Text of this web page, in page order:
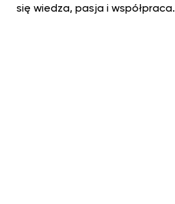
się wiedza, pasja i współpraca.